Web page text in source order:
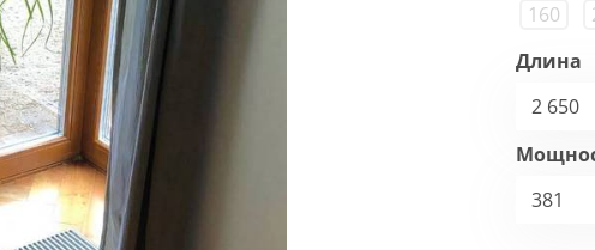
160
Длина
2 650
381